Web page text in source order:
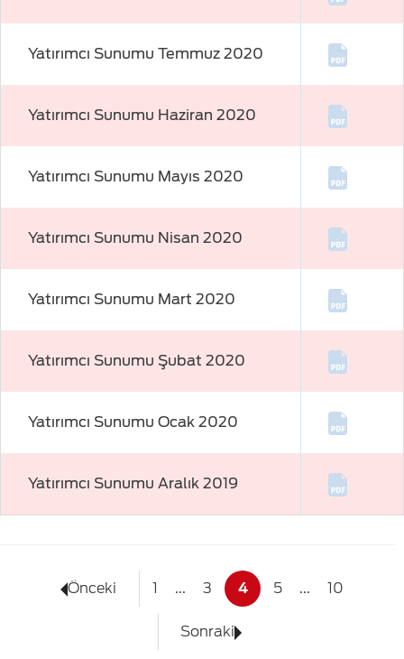
Yatırımcı Sunumu Temmuz 2020
Yatırımcı Sunumu Haziran 2020
Yatırımcı Sunumu Mayıs 2020
Yatırımcı Sunumu Nisan 2020
Yatırımcı Sunumu Mart 2020
Yatırımcı Sunumu Şubat 2020
Yatırımcı Sunumu Ocak 2020
Yatırımcı Sunumu Aralık 2019
Önceki 1 ... 3 4 5 ... 10
Sonraki